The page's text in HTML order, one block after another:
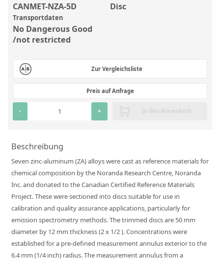
Laborbedarf und Verbrauchsmaterialien
Sonstige Standards
Übersicht: Kundenspezifische Standards
Anorganische wässrige Kundenmischungen
Organische Analyten | Rückstandsanalytik
Metallstandards | Setting Up Samples (SUS)
Kundenspezifische Polymerstandards
Pharmazeutische und organische Kundensynthesen
RFA-Monitorproben aus Silikatglas
Kundenspezifische Partikelstandards
Über uns
CANMET-NZA-5D Disc
Transportdaten
No Dangerous Good
/not restricted
Zur Vergleichsliste
Preis auf Anfrage
- + In den Warenkorb
Beschreibung
Seven zinc-aluminum (ZA) alloys were cast as reference materials for
chemical composition by the Noranda Research Centre, Noranda
Inc. and donated to the Canadian Certified Reference Materials
Project. These were sectioned into discs suitable for use in
calibration and quality assurance applications, particularly for
emission spectrometry methods. The trimmed discs are 50 mm
diameter by 12 mm thickness (2 x 1/2 ). Concentrations were
established for a pre-defined measurement annulus exterior to the
6.4 mm (1/4 inch) radius. The measurement annulus from a